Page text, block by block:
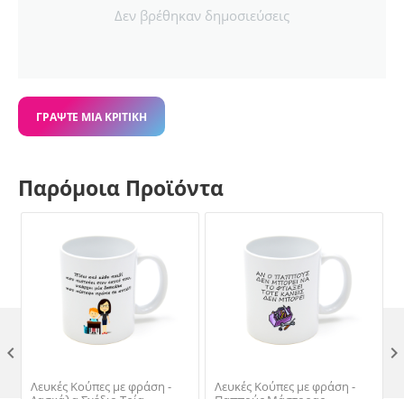
Δεν βρέθηκαν δημοσιεύσεις
ΓΡΆΨΤΕ ΜΙΑ ΚΡΙΤΙΚΉ
Παρόμοια Προϊόντα
Λευκές Κούπες με φράση -
Λευκές Κούπες με φράση -
 